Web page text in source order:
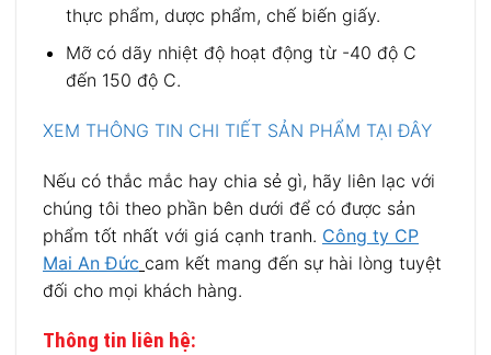
thực phẩm, dược phẩm, chế biến giấy.
Mỡ có dãy nhiệt độ hoạt động từ -40 độ C
đến 150 độ C.
XEM THÔNG TIN CHI TIẾT SẢN PHẨM TẠI ĐÂY
Nếu có thắc mắc hay chia sẻ gì, hãy liên lạc với
chúng tôi theo phần bên dưới để có được sản
phẩm tốt nhất với giá cạnh tranh. Công ty CP
Mai An Đức cam kết mang đến sự hài lòng tuyệt
đối cho mọi khách hàng.
Thông tin liên hệ: